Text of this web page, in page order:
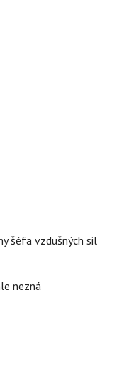
šéfa vzdušných sil
nezná